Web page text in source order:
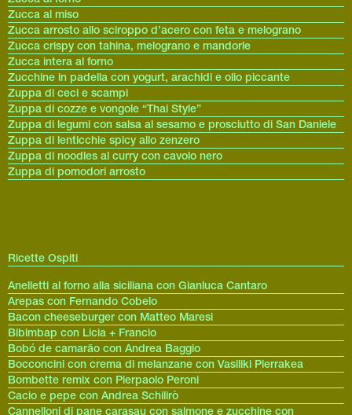
Zucca al miso
Zucca arrosto allo sciroppo d’acero con feta e melograno
Zucca crispy con tahina, melograno e mandorle
Zucca intera al forno
Zucchine in padella con yogurt, arachidi e olio piccante
Zuppa di ceci e scampi
Zuppa di cozze e vongole “Thai Style”
Zuppa di legumi con salsa al sesamo e prosciutto di San Daniele
Zuppa di lenticchie spicy allo zenzero
Zuppa di noodles al curry con cavolo nero
Zuppa di pomodori arrosto
Ricette Ospiti
Anelletti al forno alla siciliana con Gianluca Cantaro
Arepas con Fernando Cobelo
Bacon cheeseburger con Matteo Maresi
Bibimbap con Licia + Francio
Bobó de camarão con Andrea Baggio
Bocconcini con crema di melanzane con Vasiliki Pierrakea
Bombette remix con Pierpaolo Peroni
Cacio e pepe con Andrea Schilirò
Cannelloni di pane carasau con salmone e zucchine con